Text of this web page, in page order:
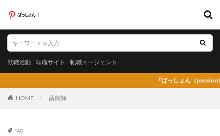
就職活動 転職サイト 転職エージェント
『ぱっしょん（passion）』プレオープン
HOME 薬剤師
TAG
就職活動 転職サイト 転職エージェント
カテゴリー